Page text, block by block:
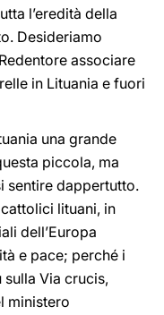
l’eredità della
Desideriamo
associare
in Lituania e fuori
una grande
piccola, ma
sentire dappertutto.
lituani, in
dell’Europa
e pace; perché i
Via crucis,
ministero